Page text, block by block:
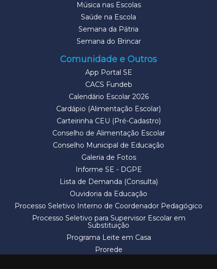
Música nas Escolas
Saúde na Escola
Semana da Pátria
Semana do Brincar
Comunidade e Outros
App Portal SE
CACS Fundeb
Calendário Escolar 2026
Cardápio (Alimentação Escolar)
Carteirinha CEU (Pré-Cadastro)
Conselho de Alimentação Escolar
Conselho Municipal de Educação
Galeria de Fotos
Informe SE - DGPE
Lista de Demanda (Consulta)
Ouvidoria da Educação
Processo Seletivo Interno de Coordenador Pedagógico
Processo Seletivo para Supervisor Escolar em
Substituição
Programa Leite em Casa
Prorede